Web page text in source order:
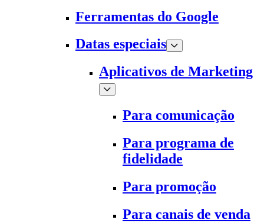
Ferramentas do Google
Datas especiais
Aplicativos de Marketing
Para comunicação
Para programa de
fidelidade
Para promoção
Para canais de venda